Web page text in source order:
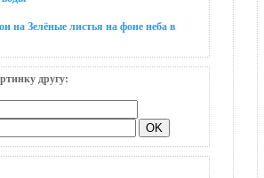
на Зелёные листья на фоне неба в
другу: